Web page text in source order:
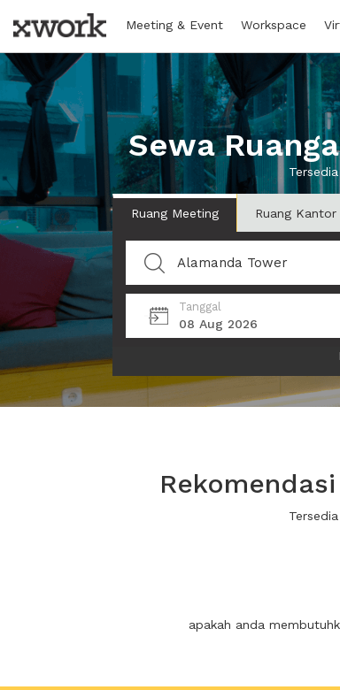
Meeting & Event Workspace
Sewa
Ruang Meeting Ruang Kantor
Tanggal
08 Aug 2026
apakah anda